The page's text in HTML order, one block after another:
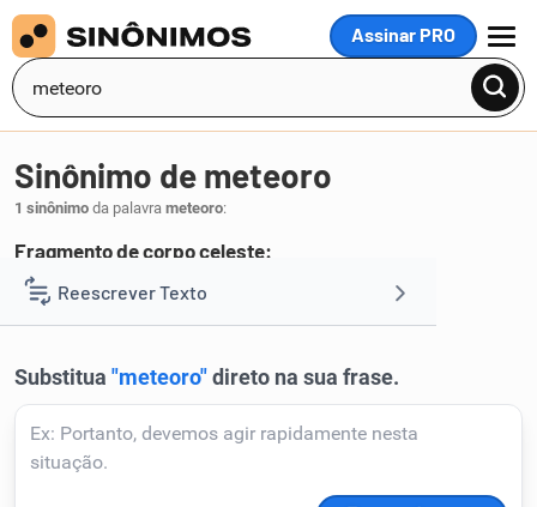
Assinar PRO
MENU
Reescrever Texto
Corrigir Texto
Sinônimo de meteoro
1 sinônimo da palavra meteoro:
Fragmento de corpo celeste:
1 aerólito.